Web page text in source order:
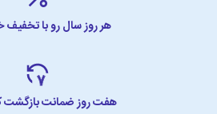
هر روز سال رو با تخفیف
هفت روز ضمانت بازگشت